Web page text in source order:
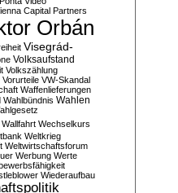
Capital Partners
Orbán
Visegrád-
Volksaufstand
Volkszählung
Vorurteile VW-Skandal
Waffenlieferungen
Wahlbündnis Wahlen
Wallfahrt Wechselkurs
Weltkrieg
Weltwirtschaftsforum
Werbung Werte
Wiederaufbau